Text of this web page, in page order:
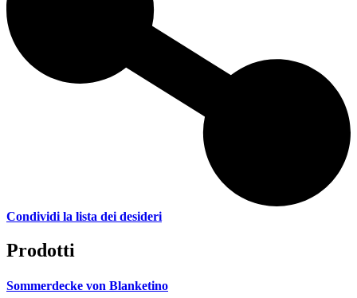
Condividi la lista dei desideri
Prodotti
Sommerdecke von Blanketino